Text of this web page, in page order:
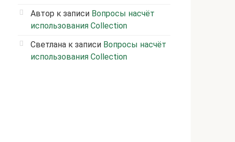
Автор к записи Вопросы насчёт
использования Collection
Светлана к записи Вопросы насчёт
использования Collection